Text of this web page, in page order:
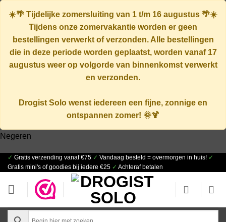
☀️🌴 Tijdelijke zomersluiting van 1 t/m 16 augustus 🌴☀️
Tijdens onze zomervakantie worden er geen
bestellingen verwerkt of verzonden. Alle bestellingen
die in deze periode worden geplaatst, worden vanaf 17
augustusweer op volgorde van binnenkomst verwerkt
en verzonden.
Drogist Solo wenst iedereen een fijne, zonnige en
ontspannen zomer! 🌞🍹
Negeren
Ga
naar
inhoud
✓ Gratis verzending vanaf €75 ✓ Vandaag besteld = overmorgen in huis! ✓
Gratis mini's of goodies bij iedere €25 ✓ Achteraf betalen